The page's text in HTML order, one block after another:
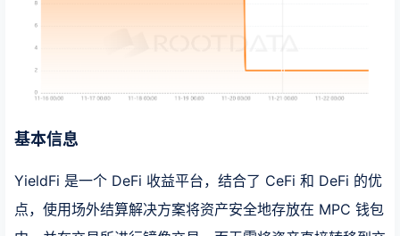
基本信息
YieldFi 是一个 DeFi 收益平台，结合了 CeFi 和 DeFi 的优
点，使用场外结算解决方案将资产安全地存放在 MPC 钱包